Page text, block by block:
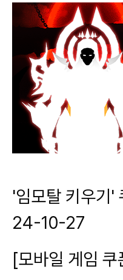
'임모탈 키우기'
24-10-27
[모바일 게임 쿠